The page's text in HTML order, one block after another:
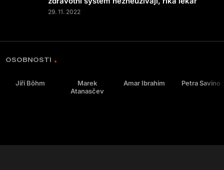
29. 11. 2022
OSOBNOSTI
Jiří Böhm
Marek
Atanasčev
Amar Ibrahim Petra Savino